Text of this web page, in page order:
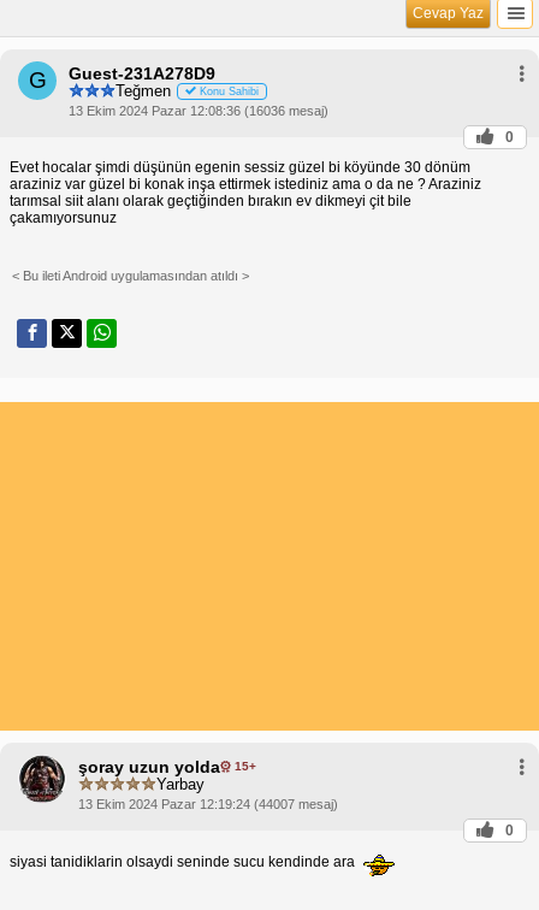
Cevap Yaz
G Guest-231A278D9
Teğmen Konu Sahibi
13 Ekim 2024 Pazar 12:08:36 (16036 mesaj)
0
Evet hocalar şimdi düşünün egenin sessiz güzel bi köyünde 30 dönüm
araziniz var güzel bi konak inşa ettirmek istediniz ama o da ne ? Araziniz
tarımsal siit alanı olarak geçtiğinden bırakın ev dikmeyi çit bile
çakamıyorsunuz
< Bu ileti Android uygulamasından atıldı >
şoray uzun yolda 15+
Yarbay
13 Ekim 2024 Pazar 12:19:24 (44007 mesaj)
0
siyasi tanidiklarin olsaydi seninde sucu kendinde ara